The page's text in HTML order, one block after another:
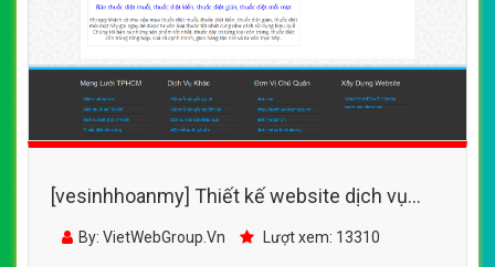
[vesinhhoanmy] Thiết kế website dịch vụ
diệt côn trùng bằng công nghệ cao, các sản
By: VietWebGroup.Vn Lượt xem: 13310